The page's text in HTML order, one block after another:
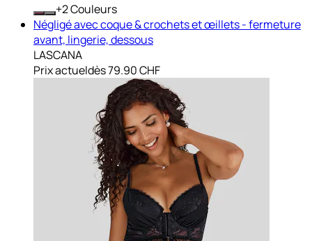
+ Couleurs
Négligé avec coque & crochets et œillets - fermeture
avant, lingerie, dessous
LASCANA
Prix actueldès79.90 CHF